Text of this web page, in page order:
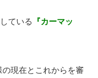
ている
『カーマッ
現在とこれからを審